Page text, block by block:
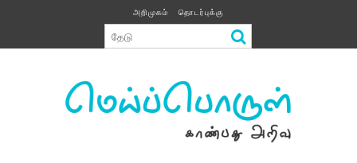
content
அறிமுகம் தொடர்புக்கு